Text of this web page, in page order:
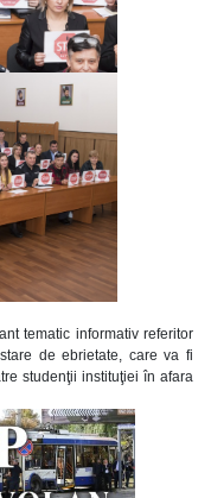
tematic informativ referitor
de ebrietate, care va fi
studenţii instituţiei în afara